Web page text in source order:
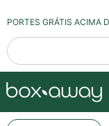
PORTES GRÁTIS ACIMA